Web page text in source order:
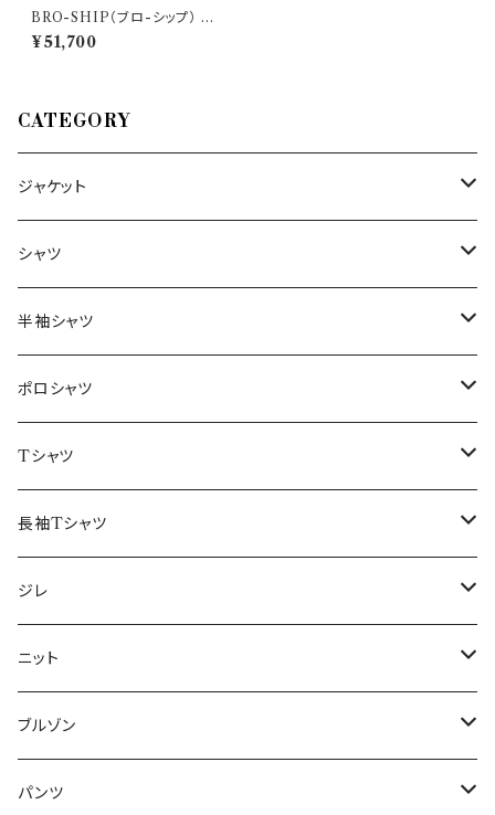
BRO-SHIP（ブロ-シップ） ジャ
ケット ROM7883 24284
¥51,700
CATEGORY
ジャケット
～44/S
46/M
48/L
50/XL～
シャツ
～44/S
46/M
48/L
50/XL～
半袖シャツ
～44/S
46/M
48/L
50/XL～
ポロシャツ
～44/S
46/M
48/L
50/XL～
Tシャツ
～44/S
46/M
48/L
50/XL～
長袖Tシャツ
～44/S
46/M
48/L
50/XL～
ジレ
～44/S
46/M
48/L
ニット
～44/S
46/M
ブルゾン
～44/S
パンツ